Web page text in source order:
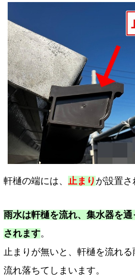
軒樋の端には、 止まり が設置さ
雨水は軒樋を流れ、集水器を
されます。
止まりが無いと、軒樋を流れ
流れ落ちてしまいます。